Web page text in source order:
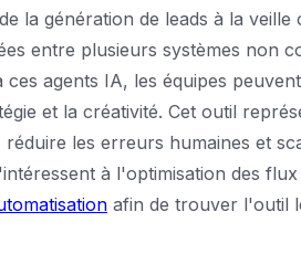
la génération de leads à la
entre plusieurs systèmes non
agents IA, les équipes
et la créativité. Cet outil
les erreurs humaines et
à l'optimisation des
afin de trouver l'outil